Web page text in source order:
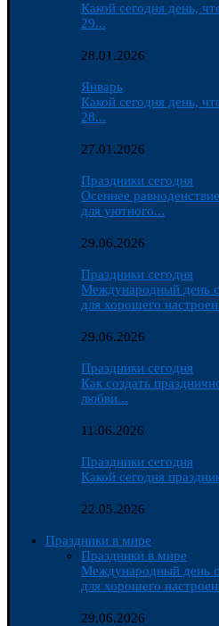
Какой сегодня день,
29...
28.01.2026
Январь
Какой сегодня день,
28...
27.01.2026
Праздники сегодня
Осеннее
для уютного...
29.06.2026
Праздники сегодня
Международный день
для хорошего
29.06.2026
Праздники сегодня
Как создать
любви...
11.06.2026
Праздники сегодня
Какой сегодня
22.05.2026
Праздники в мире
Праздники в мире
Международный день
для хорошего
29.06.2026